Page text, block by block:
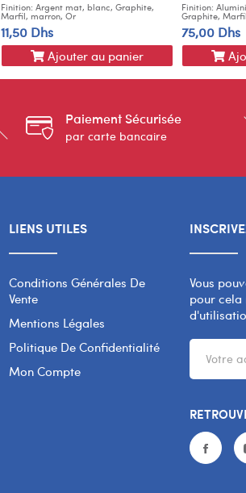
Finition: Argent mat, blanc, Graphite,
Marfil, marron, Or
11,50 Dhs
Ajouter au panier
Finition:
Graphite, Marfil
75,00 Dhs
Paiement Sécurisée
par carte bancaire
LIENS UTILES
Conditions Générales De
Vente
Mentions Légales
Politique De Confidentialité
Mon Compte
Vous
pour cela